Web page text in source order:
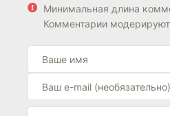
Минимальная длина
Комментарии